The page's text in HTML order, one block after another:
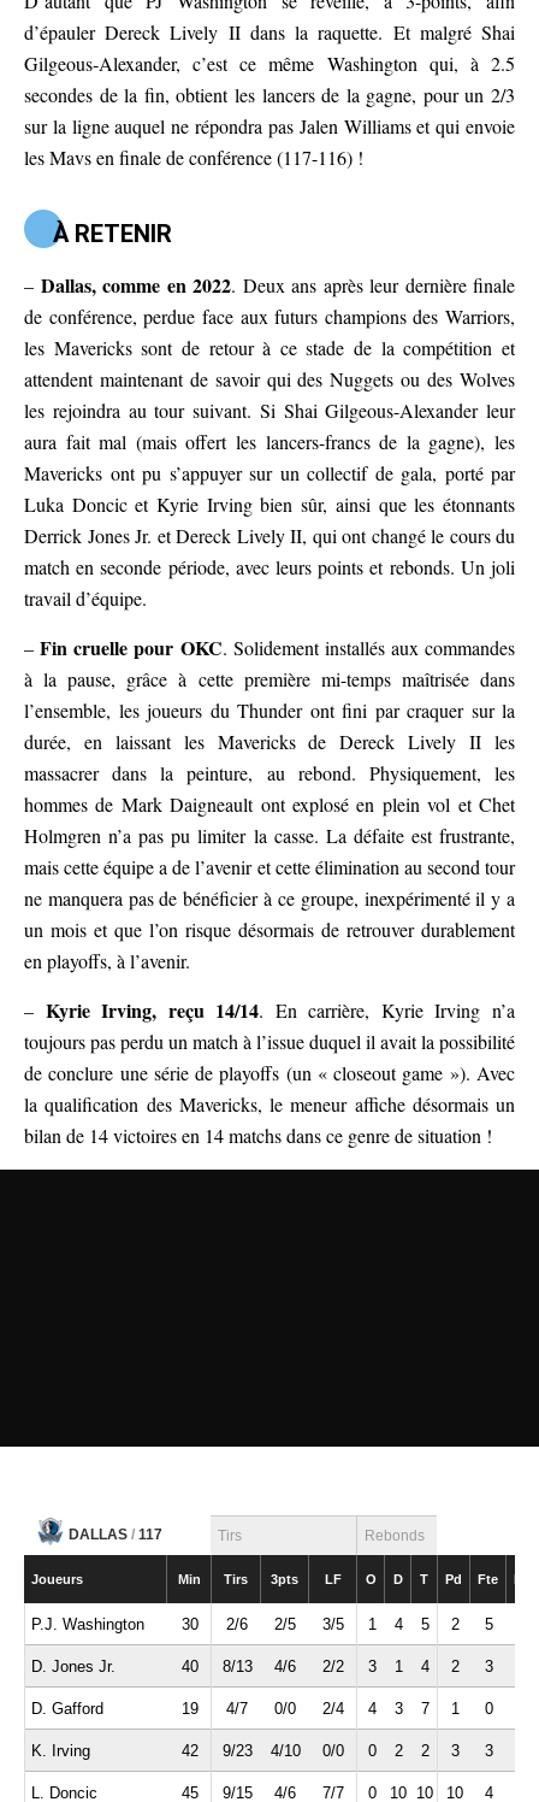
d’épauler Dereck Lively II dans la raquette. Et malgré Shai
Gilgeous-Alexander, c’est ce même Washington qui, à 2.5
secondes de la fin, obtient les lancers de la gagne, pour un 2/3
sur la ligne auquel ne répondra pas Jalen Williams et qui envoie
les Mavs en finale de conférence (117-116) !
À RETENIR
– Dallas, comme en 2022. Deux ans après leur dernière finale
de conférence, perdue face aux futurs champions des Warriors,
les Mavericks sont de retour à ce stade de la compétition et
attendent maintenant de savoir qui des Nuggets ou des Wolves
les rejoindra au tour suivant. Si Shai Gilgeous-Alexander leur
aura fait mal (mais offert les lancers-francs de la gagne), les
Mavericks ont pu s’appuyer sur un collectif de gala, porté par
Luka Doncic et Kyrie Irving bien sûr, ainsi que les étonnants
Derrick Jones Jr. et Dereck Lively II, qui ont changé le cours du
match en seconde période, avec leurs points et rebonds. Un joli
travail d’équipe.
–Fin cruelle pour OKC. Solidement installés aux commandes
à la pause, grâce à cette première mi-temps maîtrisée dans
l’ensemble, les joueurs du Thunder ont fini par craquer sur la
durée, en laissant les Mavericks de Dereck Lively II les
massacrer dans la peinture, au rebond. Physiquement, les
hommes de Mark Daigneault ont explosé en plein vol et Chet
Holmgren n’a pas pu limiter la casse. La défaite est frustrante,
mais cette équipe a de l’avenir et cette élimination au second tour
ne manquera pas de bénéficier à ce groupe, inexpérimenté il y a
un mois et que l’on risque désormais de retrouver durablement
en playoffs, à l’avenir.
– Kyrie Irving, reçu 14/14. En carrière, Kyrie Irving n’a
toujours pas perdu un match à l’issue duquel il avait la possibilité
de conclure une série de playoffs (un « closeout game »). Avec
la qualification des Mavericks, le meneur affiche désormais un
bilan de 14 victoires en 14 matchs dans ce genre de situation !
DALLAS / 117 Tirs Rebonds
Joueurs Min Tirs 3pts LF O D T Pd Fte Int
P.J. Washington 30 2/6 2/5 3/5 1 4 5 2 5
D. Jones Jr. 40 8/13 4/6 2/2 3 1 4 2 3
D. Gafford 19 4/7 0/0 2/4 4 3 7 1 0
K. Irving 42 9/23 4/10 0/0 0 2 2 3 3
L. Doncic 45 9/15 4/6 7/7 0 10 10 10 4